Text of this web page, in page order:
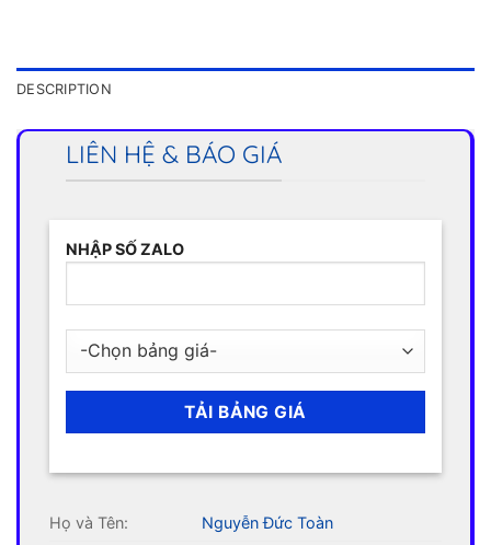
DESCRIPTION
LIÊN HỆ & BÁO GIÁ
NHẬP SỐ ZALO
Họ và Tên:
Nguyễn Đức Toàn